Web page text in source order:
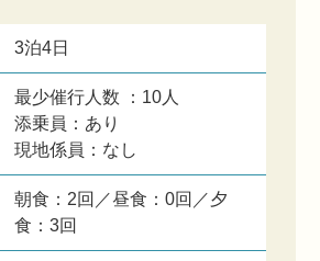
3泊4日
最少催行人数 ：10人
添乗員：あり
現地係員：なし
朝食：2回／昼食：0回／夕
食：3回